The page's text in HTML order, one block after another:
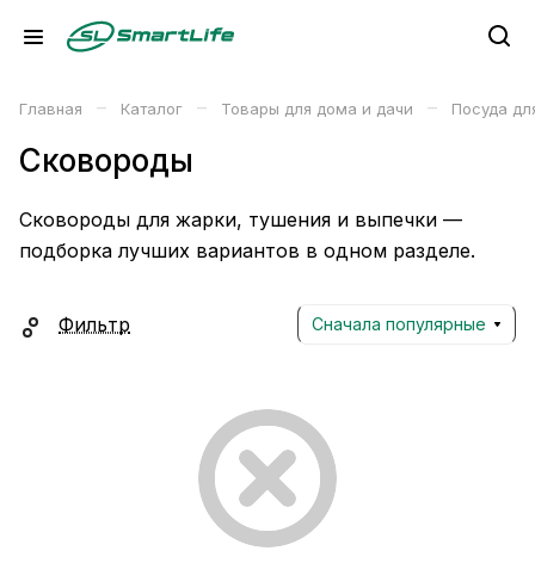
Главная – Каталог – Товары для дома и дачи – Посуда
Сковороды
Сковороды для жарки, тушения и выпечки —
подборка лучших вариантов в одном разделе.
Фильтр Сначала популярные